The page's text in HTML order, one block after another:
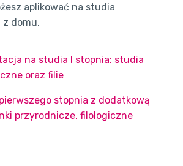
aplikować na studia
domu.
na studia I stopnia: studia
oraz filie
stopnia z dodatkową
przyrodnicze, filologiczne